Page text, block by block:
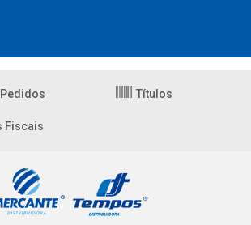
Títulos
Fiscais